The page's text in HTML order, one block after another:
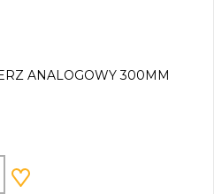
ANALOGOWY 300MM